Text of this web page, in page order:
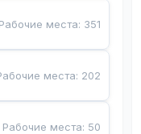
Рабочие места: 351
места: 202
Рабочие места: 50